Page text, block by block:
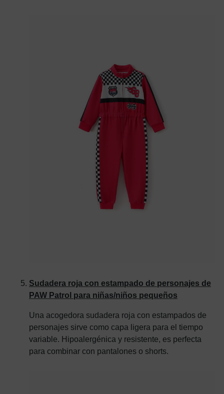
Sudadera roja con estampado de personajes de
PAW Patrol para niñas/niños pequeños
Una acogedora sudadera roja con estampados de
personajes sirve como capa ligera para el tiempo
variable. Hipoalergénica y resistente, es perfecta
para combinar con pantalones o shorts.